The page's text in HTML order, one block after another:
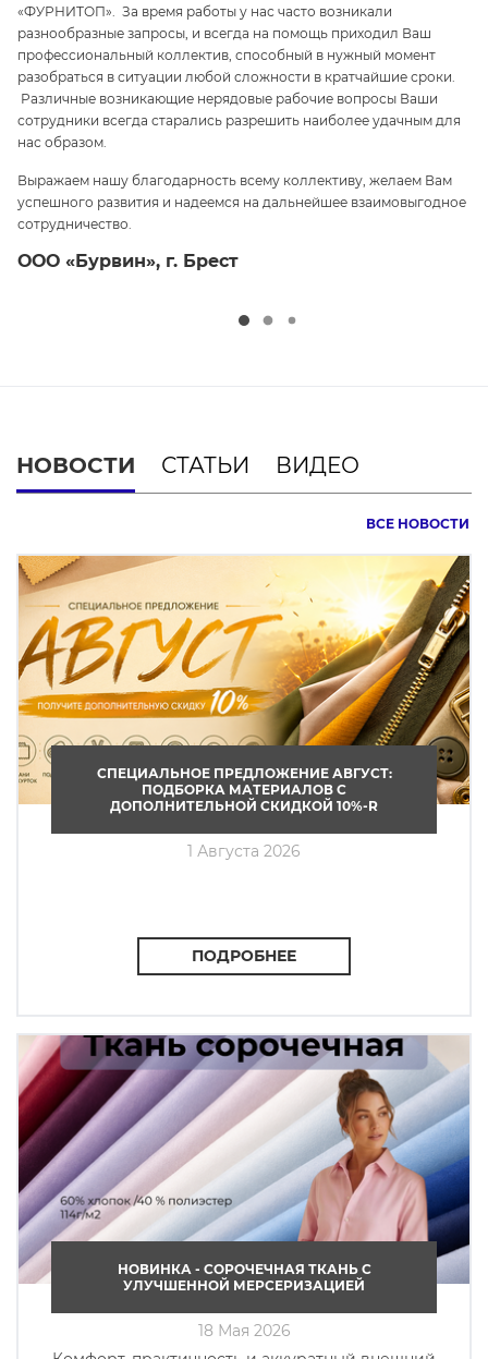
«ФУРНИТОП». За время работы у нас часто возникали
разнообразные запросы, и всегда на помощь приходил Ваш
профессиональный коллектив, способный в нужный момент
разобраться в ситуации любой сложности в кратчайшие сроки.
Различные возникающие нерядовые рабочие вопросы Ваши
сотрудники всегда старались разрешить наиболее удачным для
нас образом.
Выражаем нашу благодарность всему коллективу, желаем Вам
успешного развития и надеемся на дальнейшее взаимовыгодное
сотрудничество.
ООО «Бурвин», г. Брест
НОВОСТИ СТАТЬИ ВИДЕО
СПЕЦИАЛЬНОЕ ПРЕДЛОЖЕНИЕ АВГУСТ:
ПОДБОРКА МАТЕРИАЛОВ С
ДОПОЛНИТЕЛЬНОЙ СКИДКОЙ 10%-R
1 Августа 2026
ПОДРОБНЕЕ
НОВИНКА - СОРОЧЕЧНАЯ ТКАНЬ C
УЛУЧШЕННОЙ МЕРСЕРИЗАЦИЕЙ
18 Мая 2026
ВСЕ НОВОСТИ